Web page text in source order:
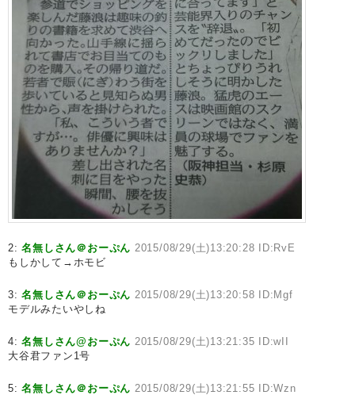
2:名無しさん＠おーぷん 2015/08/29(土)13:20:28 ID:RvE
もしかして→ホモビ
3:名無しさん＠おーぷん 2015/08/29(土)13:20:58 ID:Mgf
モデルみたいやしね
4:名無しさん@おーぷん 2015/08/29(土)13:21:35 ID:wII
大谷君ファン1号
5:名無しさん＠おーぷん 2015/08/29(土)13:21:55 ID:Wzn